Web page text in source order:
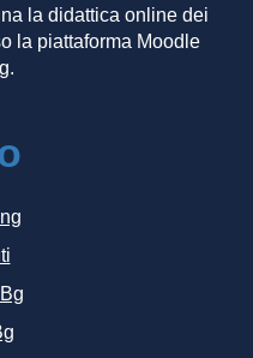
la didattica online dei
la piattaforma Moodle